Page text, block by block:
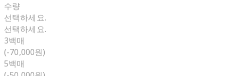
수량
선택하세요.
선택하세요.
3백매
(-70,000원)
5백매